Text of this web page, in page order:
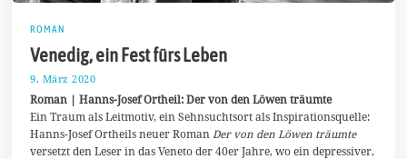
ROMAN
Venedig, ein Fest fürs Leben
9. März 2020
.
M
a
i
Roman | Hanns-Josef Ortheil: Der von den Löwen träumte
Ein Traum als Leitmotiv, ein Sehnsuchtsort als Inspirationsquelle:
Hanns-Josef Ortheils neuer Roman Der von den Löwen träumte
versetzt den Leser in das Veneto der 40er Jahre, wo ein depressiver,